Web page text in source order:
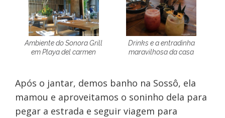
Ambiente do Sonora Grill
em Playa del carmen
Drinks e a entradinha
maravilhosa da casa
Após o jantar, demos banho na Sossô, ela
mamou e aproveitamos o soninho dela para
pegar a estrada e seguir viagem para